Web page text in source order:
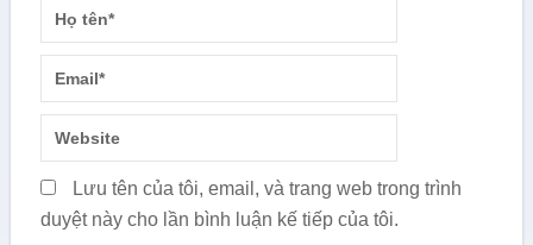
Lưu tên của tôi, email, và trang web trong trình
duyệt này cho lần bình luận kế tiếp của tôi.